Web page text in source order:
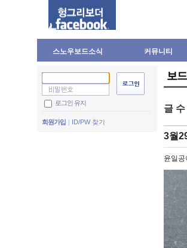
스노우보드소식 커뮤니티
로그인 유지
회원가입 ID/PW 찾기
보
글 수
3월
윤일공